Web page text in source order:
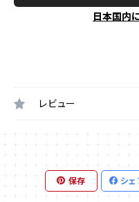
日本国内
レビュー
保存 シェ